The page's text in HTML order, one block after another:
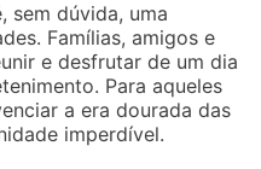
sem dúvida, uma
Famílias, amigos e
e desfrutar de um dia
Para aqueles
a era dourada das
imperdível.